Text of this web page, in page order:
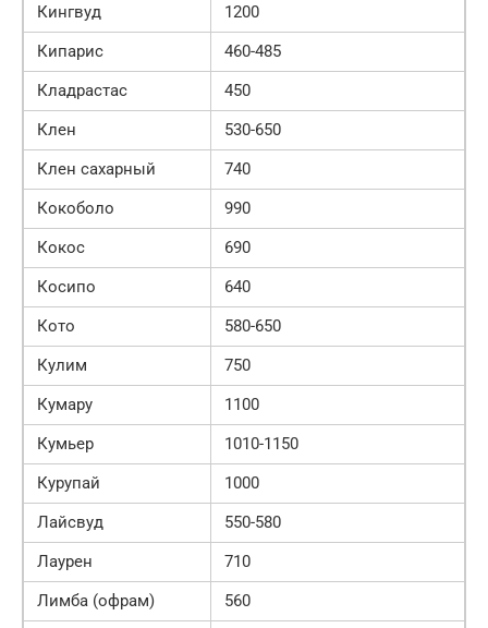
Кингвуд
1200
Кипарис
460-485
Кладрастас
450
Клен
530-650
Клен сахарный
740
Кокоболо
990
Кокос
690
Косипо
640
Кото
580-650
Кулим
750
Кумару
1100
Кумьер
1010-1150
Курупай
1000
Лайсвуд
550-580
Лаурен
710
Лимба (офрам)
560